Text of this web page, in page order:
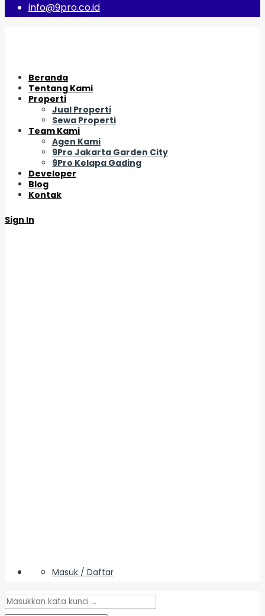
info@9pro.co.id
Beranda
Tentang Kami
Properti
Jual Properti
Sewa Properti
Team Kami
Agen Kami
9Pro Jakarta Garden City
9Pro Kelapa Gading
Developer
Blog
Kontak
Sign In
Masuk / Daftar